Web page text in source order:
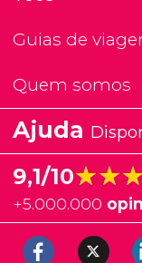
Guias de
Quem somos
Ajuda
9,1/10
+5.000.000